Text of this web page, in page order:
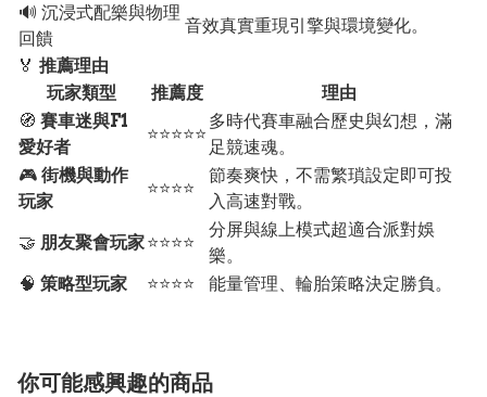
🔊 沉浸式配樂與物理
回饋
音效真實重現引擎與環境變化。
🏅 推薦理由
玩家類型
推薦度
理由
🧭 賽車迷與F1
愛好者
⭐⭐⭐⭐⭐
多時代賽車融合歷史與幻想，滿
足競速魂。
🎮 街機與動作
玩家
⭐⭐⭐⭐
節奏爽快，不需繁瑣設定即可投
入高速對戰。
🤝 朋友聚會玩家⭐⭐⭐⭐
分屏與線上模式超適合派對娛
樂。
🧠 策略型玩家 ⭐⭐⭐⭐ 能量管理、輪胎策略決定勝負。
你可能感興趣的商品